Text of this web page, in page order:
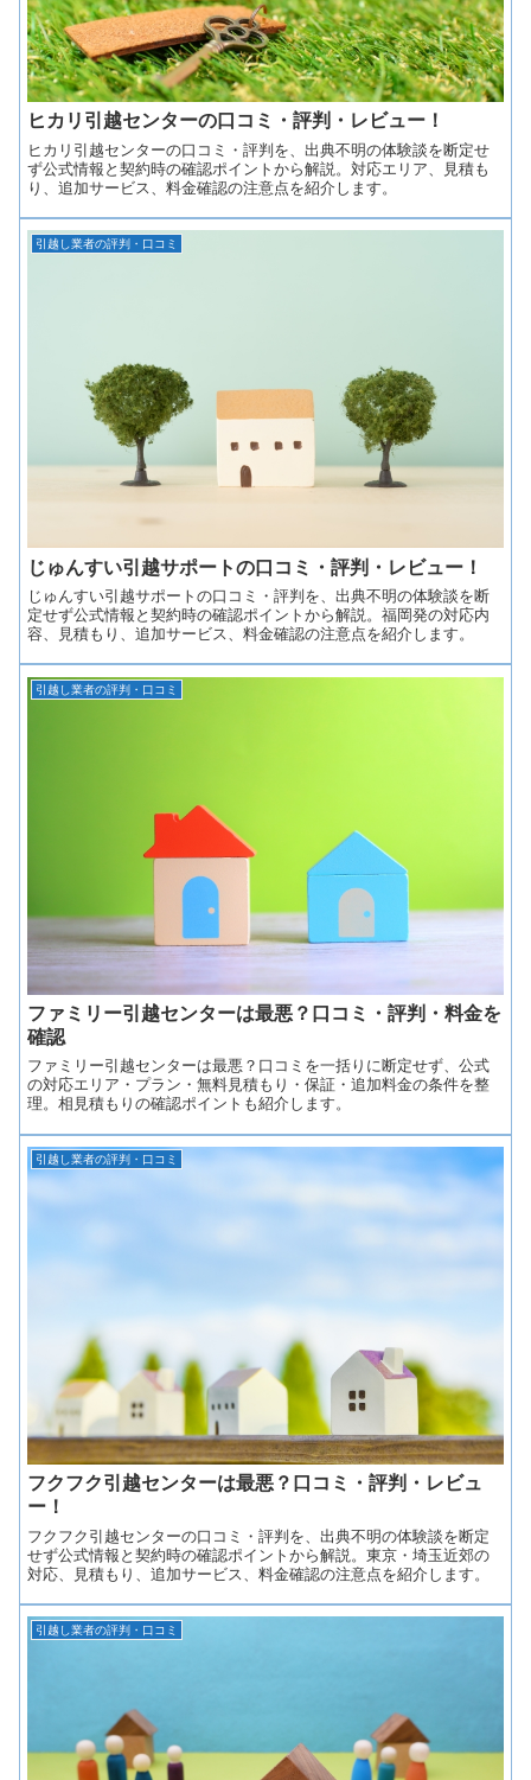
ヒカリ引越センターの口コミ・評判・レビュー！
ヒカリ引越センターの口コミ・評判を、出典不明の体験談を断定せ
ず公式情報と契約時の確認ポイントから解説。対応エリア、見積も
り、追加サービス、料金確認の注意点を紹介します。
引越し業者の評判・口コミ
じゅんすい引越サポートの口コミ・評判・レビュー！
じゅんすい引越サポートの口コミ・評判を、出典不明の体験談を断
定せず公式情報と契約時の確認ポイントから解説。福岡発の対応内
容、見積もり、追加サービス、料金確認の注意点を紹介します。
引越し業者の評判・口コミ
ファミリー引越センターは最悪？口コミ・評判・料金を
確認
ファミリー引越センターは最悪？口コミを一括りに断定せず、公式
の対応エリア・プラン・無料見積もり・保証・追加料金の条件を整
理。相見積もりの確認ポイントも紹介します。
引越し業者の評判・口コミ
フクフク引越センターは最悪？口コミ・評判・レビュ
ー！
フクフク引越センターの口コミ・評判を、出典不明の体験談を断定
せず公式情報と契約時の確認ポイントから解説。東京・埼玉近郊の
対応、見積もり、追加サービス、料金確認の注意点を紹介します。
引越し業者の評判・口コミ